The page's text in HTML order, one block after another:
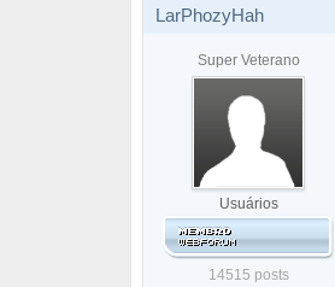
LarPhozyHah
Super Veterano
Usuários
14515 posts